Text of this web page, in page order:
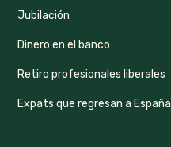
Jubilación
Dinero en el banco
Retiro profesionales liberales
Expats que regresan a España